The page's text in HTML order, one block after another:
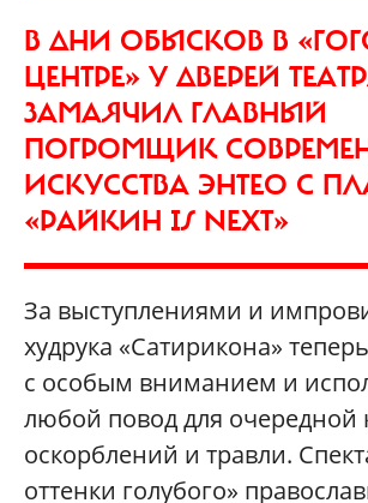
В ДНИ ОБЫСКОВ В
ЦЕНТРЕ» У ДВЕРЕЙ
ЗАМАЯЧИЛ ГЛАВНЫЙ
ПОГРОМЩИК
ИСКУССТВА ЭНТЕО С
«РАЙКИН IS NEXT»
За выступлениями и
худрука «Сатирикона»
с особым вниманием и
любой повод для очередной
оскорблений и травли.
оттенки голубого»